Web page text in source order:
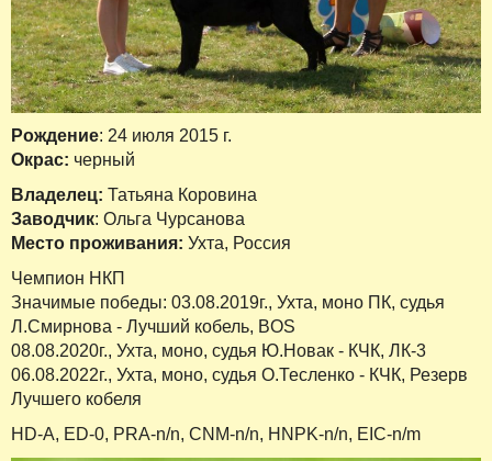
Рождение: 24 июля 2015 г.
Окрас: черный
Владелец: Татьяна Коровина
Заводчик: Ольга Чурсанова
Место проживания: Ухта, Россия
Чемпион НКП
Значимые победы: 03.08.2019г., Ухта, моно ПК, судья
Л.Смирнова - Лучший кобель, BOS
08.08.2020г., Ухта, моно, судья Ю.Новак - КЧК, ЛК-3
06.08.2022г., Ухта, моно, судья О.Тесленко - КЧК, Резерв
Лучшего кобеля
HD-А, ED-0, PRA-n/n, CNM-n/n, HNPK-n/n, EIC-n/m